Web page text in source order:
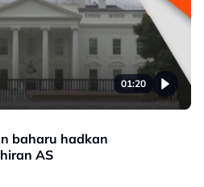
01:20
baharu hadkan
AS